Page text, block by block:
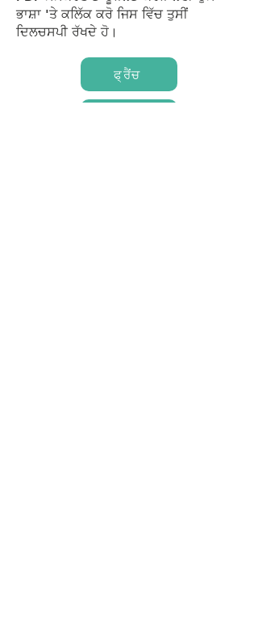
ਭਾਸ਼ਾ 'ਤੇ ਕਲਿੱਕ ਕਰੋ ਜਿਸ ਵਿੱਚ ਤੁਸੀਂ
ਦਿਲਚਸਪੀ ਰੱਖਦੇ ਹੋ।
ਫ੍ਰੈਂਚ